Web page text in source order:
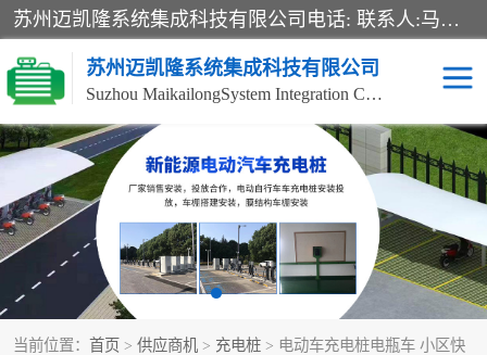
苏州迈凯隆系统集成科技有限公司电话: 联系人:马杰森 销售安装视频监控、报警系统、电话交换机、门禁考勤、巡更系统、呼叫对讲系统、停车场道闸、智能家居、广播系统、综合布线、办公设备、电子商务软件、网络工程、酒店门锁系列 系统集成、VOD视频点播、LED显示屏、节能产品、USP电源、收银机等弱电及智能化项目。
苏州迈凯隆系统集成科技有限公司
Suzhou MaikailongSystem Integration Co., Ltd.
当前位置： 首页 > 供应商机 > 充电桩 > 电动车充电桩电瓶车 小区快
非机动车充电桩 电瓶车充电桩
电动自行车充电桩 两轮电动车充电桩
充电桩